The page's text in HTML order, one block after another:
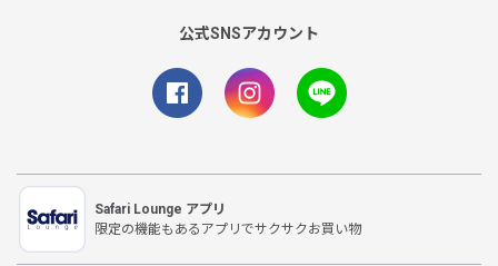
公式SNSアカウント
Safari Lounge アプリ
限定の機能もあるアプリでサクサクお買い物